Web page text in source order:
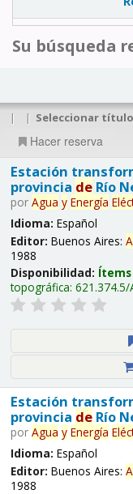
Su búsqueda
| | Seleccionar
Hacer reserva
Estación
provincia deRío
por Agua y Energía
Idioma: Español
Editor: Buenos Aires:
1988
Disponibilidad:
topográfica: 621.374.5/
Estación
provincia deRío
por Agua y Energía
Idioma: Español
Editor: Buenos Aires:
1988